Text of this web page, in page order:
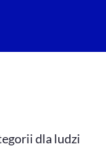
dla ludzi